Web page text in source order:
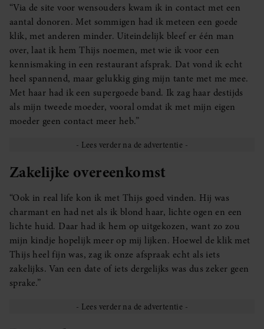
“Via de site voor wensouders kwam ik in contact met een
aantal donoren. Met sommigen had ik meteen een goede
klik, met anderen minder. Uiteindelijk bleef er één man
over, laat ik hem Thijs noemen, met wie ik voor een
kennismaking in een restaurant afsprak. Dat vond ik echt
heel spannend, maar gelukkig ging mijn tante met me mee.
Met haar had ik een supergoede band. Ik zag haar destijds
als mijn tweede moeder, vooral omdat ik met mijn eigen
moeder geen contact meer heb.”
Zakelijke overeenkomst
“Ook in real life kon ik met Thijs goed vinden. Hij was
charmant en had net als ik blond haar, lichte ogen en een
lichte huid. Daar had ik hem op uitgekozen, want zo zou
mijn kindje hopelijk meer op mij lijken. Hoewel de klik met
Thijs heel fijn was, zag ik onze afspraak echt als iets
zakelijks. Van een date of iets dergelijks was dus zeker geen
sprake.”